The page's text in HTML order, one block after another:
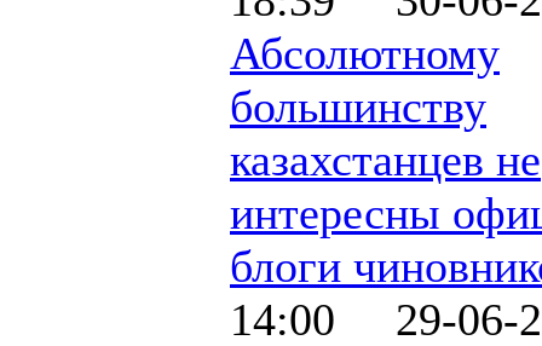
Абсолютному
большинству
казахстанцев не
интересны
блоги
14:00 29-06-